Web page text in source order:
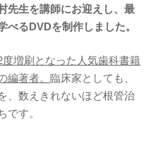
先生を講師にお迎えし、最
べるDVDを制作しました。
増刷となった人気歯科書籍
編著者。臨床家としても、
、数えきれないほど根管治
です。